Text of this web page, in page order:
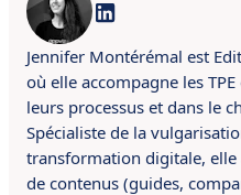
Jennifer Montérémal est
où elle accompagne les
leurs processus et dans le
Spécialiste de la
transformation digitale, elle
de contenus (guides,